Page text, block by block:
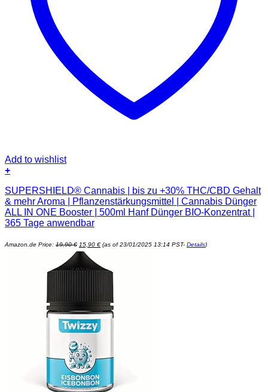
Add to wishlist
+
SUPERSHIELD® Cannabis | bis zu +30% THC/CBD Gehalt
& mehr Aroma | Pflanzenstärkungsmittel | Cannabis Dünger
ALL IN ONE Booster | 500ml Hanf Dünger BIO-Konzentrat |
365 Tage anwendbar
Amazon.de Price: 19,90€
Ursprünglicher
Preis
war:
19,90 €
15,90 €
Aktueller
Preis
(as of 23/01/2025 13:14 PST- Details)